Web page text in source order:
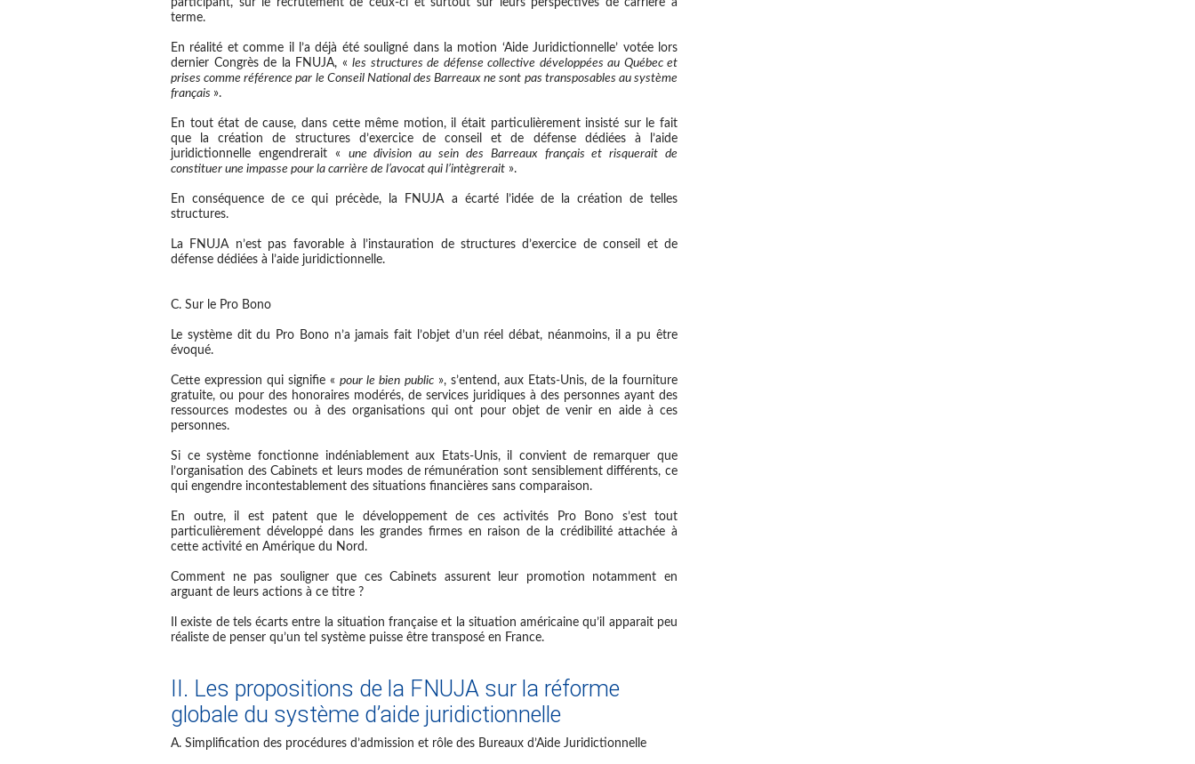
participant, sur le recrutement de ceux-ci et surtout sur leurs perspectives de carrière à
terme.
En réalité et comme il l’a déjà été souligné dans la motion ‘Aide Juridictionnelle’ votée lors
dernier Congrès de la FNUJA, « les structures de défense collective développées au Québec et
prises comme référence par le Conseil National des Barreaux ne sont pas transposables au système
français ».
En tout état de cause, dans cette même motion, il était particulièrement insisté sur le fait
que la création de structures d’exercice de conseil et de défense dédiées à l’aide
juridictionnelle engendrerait « une division au sein des Barreaux français et risquerait de
constituer une impasse pour la carrière de l’avocat qui l’intègrerait ».
En conséquence de ce qui précède, la FNUJA a écarté l’idée de la création de telles
structures.
La FNUJA n’est pas favorable à l’instauration de structures d’exercice de conseil et de
défense dédiées à l’aide juridictionnelle.
C. Sur le Pro Bono
Le système dit du Pro Bono n’a jamais fait l’objet d’un réel débat, néanmoins, il a pu être
évoqué.
Cette expression qui signifie «pour le bien public», s’entend, aux Etats-Unis, de la fourniture
gratuite, ou pour des honoraires modérés, de services juridiques à des personnes ayant des
ressources modestes ou à des organisations qui ont pour objet de venir en aide à ces
personnes.
Si ce système fonctionne indéniablement aux Etats-Unis, il convient de remarquer que
l’organisation des Cabinets et leurs modes de rémunération sont sensiblement différents, ce
qui engendre incontestablement des situations financières sans comparaison.
En outre, il est patent que le développement de ces activités Pro Bono s’est tout
particulièrement développé dans les grandes firmes en raison de la crédibilité attachée à
cette activité en Amérique du Nord.
Comment ne pas souligner que ces Cabinets assurent leur promotion notamment en
arguant de leurs actions à ce titre ?
Il existe de tels écarts entre la situation française et la situation américaine qu’il apparait peu
réaliste de penser qu’un tel système puisse être transposé en France.
II. Les propositions de la FNUJA sur la réforme
globale du système d’aide juridictionnelle
A. Simplification des procédures d’admission et rôle des Bureaux d’Aide Juridictionnelle